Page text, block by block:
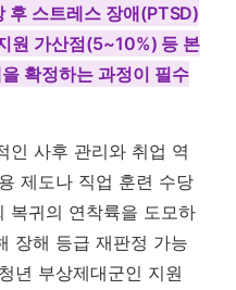
후 스트레스 장애(PTSD)
원 가산점(5~10%) 등 본
확정하는 과정이 필수
인 사후 관리와 취업 역
제도나 직업 훈련 수당
복귀의 연착륙을 도모하
장해 등급 재판정 가능
년 부상제대군인 지원